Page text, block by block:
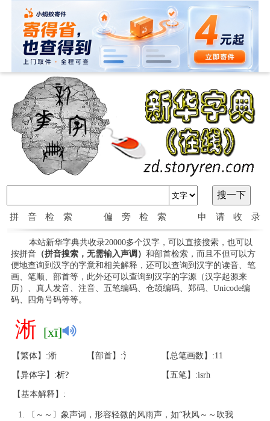
拼音检索 偏旁检索 申请收录
本站新华字典共收录20000多个汉字，可以直接搜索，也可以
按拼音（拼音搜索，无需输入声调） 和部首检索，而且不但可以方
便地查询到汉字的字意和相关解释，还可以查询到汉字的读音、笔
画、笔顺、部首等，此外还可以查询到汉字的字源（汉字起源来
历）、真人发音、注音、五笔编码、仓颉编码、郑码、Unicode编
码、四角号码等等。
淅 [xī]
【繁体】:淅 【部首】:氵 【总笔画数】:11
【异体字】:析? 【五笔】:isrh
【基本解释】:
〔～～〕象声词，形容轻微的风雨声，如“秋风～～吹我